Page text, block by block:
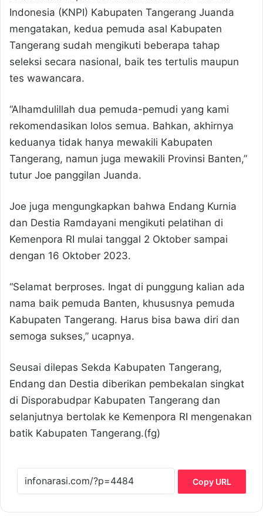
Indonesia (KNPI) Kabupaten Tangerang Juanda
mengatakan, kedua pemuda asal Kabupaten
Tangerang sudah mengikuti beberapa tahap
seleksi secara nasional, baik tes tertulis maupun
tes wawancara.
“Alhamdulillah dua pemuda-pemudi yang kami
rekomendasikan lolos semua. Bahkan, akhirnya
keduanya tidak hanya mewakili Kabupaten
Tangerang, namun juga mewakili Provinsi Banten,”
tutur Joe panggilan Juanda.
Joe juga mengungkapkan bahwa Endang Kurnia
dan Destia Ramdayani mengikuti pelatihan di
Kemenpora RI mulai tanggal 2 Oktober sampai
dengan 16 Oktober 2023.
“Selamat berproses. Ingat di punggung kalian ada
nama baik pemuda Banten, khususnya pemuda
Kabupaten Tangerang. Harus bisa bawa diri dan
semoga sukses,” ucapnya.
Seusai dilepas Sekda Kabupaten Tangerang,
Endang dan Destia diberikan pembekalan singkat
di Disporabudpar Kabupaten Tangerang dan
selanjutnya bertolak ke Kemenpora RI mengenakan
batik Kabupaten Tangerang.(fg)
Copy URL